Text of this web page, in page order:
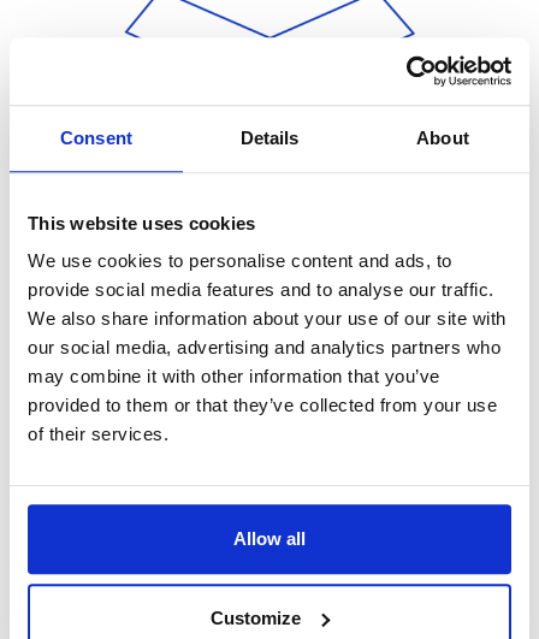
Consent Details About
This website uses cookies
We use cookies to personalise content and ads, to
provide social media features and to analyse our traffic.
We also share information about your use of our site with
our social media, advertising and analytics partners who
may combine it with other information that you’ve
provided to them or that they’ve collected from your use
of their services.
Allow all
Customize
Liste des chaînes par bouquet
En savoir plus
Teaser